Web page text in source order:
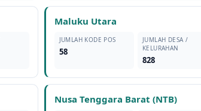
Maluku Utara
JUMLAH KODE POS
58
JUMLAH DESA /
KELURAHAN
828
Nusa Tenggara Barat (NTB)